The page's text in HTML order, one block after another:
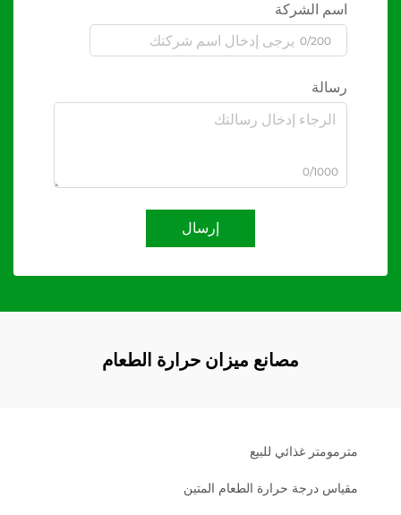
اسم الشركة
0/200
رسالة
0/1000
إرسال
مصانع ميزان حرارة الطعام
مترمومتر غذائي للبيع
مقياس درجة حرارة الطعام المتين